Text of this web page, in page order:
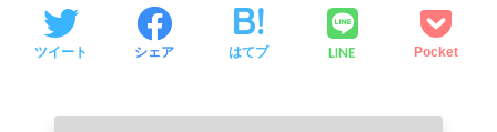
ツイート シェア はてブ LINE Pocket